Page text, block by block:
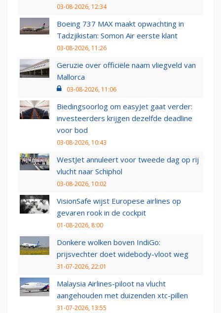
03-08-2026, 12:34
Boeing 737 MAX maakt opwachting in
Tadzjikistan: Somon Air eerste klant
03-08-2026, 11:26
Geruzie over officiële naam vliegveld van
Mallorca
03-08-2026, 11:06
Biedingsoorlog om easyJet gaat verder:
investeerders krijgen dezelfde deadline
voor bod
03-08-2026, 10:43
WestJet annuleert voor tweede dag op rij
vlucht naar Schiphol
03-08-2026, 10:02
VisionSafe wijst Europese airlines op
gevaren rook in de cockpit
01-08-2026, 8:00
Donkere wolken boven IndiGo:
prijsvechter doet widebody-vloot weg
31-07-2026, 22:01
Malaysia Airlines-piloot na vlucht
aangehouden met duizenden xtc-pillen
31-07-2026, 13:55